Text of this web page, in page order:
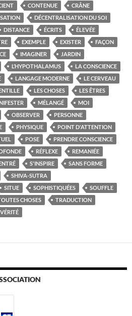
CONTENUE
CRÂNE
DÉCENTRALISATION DU SOI
DISTANCE ÉCRITS
ÉLEVÉE
EXEMPLE EXISTER
FAÇON
IMAGINER
JARDIN
L’HYPOTHALAMUS
LA CONSCIENCE
LANGAGE MODERNE
LE CERVEAU
LES CHOSES
LES ÊTRES
MÉLANGÉ
MOI
OBSERVER
PERSONNE
PHYSIQUE
POINT D'ATTENTION
POSE
PRENDRE CONSCIENCE
RÉFLEXE
REMANIÉE
S'INSPIRE
SANS FORME
SHIVA-SUTRA
SITUE SOPHISTIQUÉES
SOUFFLE
CHOSES
TRADUCTION
VÉRITÉ